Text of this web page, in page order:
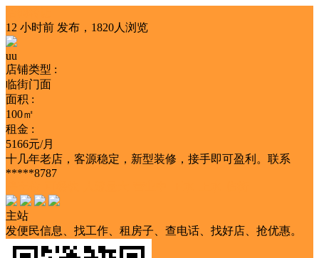
12 小时前 发布，1820人浏览
uu
店铺类型 :
临街门面
面积 :
100㎡
租金 :
5166元/月
十几年老店，客源稳定，新型装修，接手即可盈利。联系
*****8787
主站
发便民信息、找工作、租房子、查电话、找好店、抢优惠。